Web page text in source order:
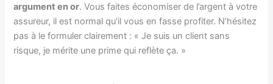
argument en or. Vous faites économiser de l’argent à votre
assureur, il est normal qu’il vous en fasse profiter. N’hésitez
pas à le formuler clairement : « Je suis un client sans
risque, je mérite une prime qui reflète ça. »